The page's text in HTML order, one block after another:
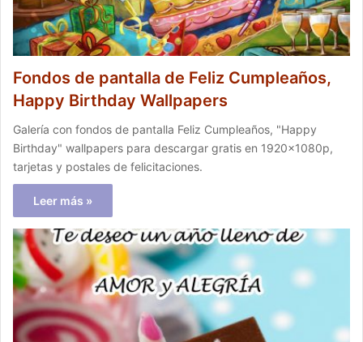
Fondos de pantalla de Feliz Cumpleaños,
Happy Birthday Wallpapers
Galería con fondos de pantalla Feliz Cumpleaños, "Happy
Birthday" wallpapers para descargar gratis en 1920x1080p,
tarjetas y postales de felicitaciones.
Leer más »